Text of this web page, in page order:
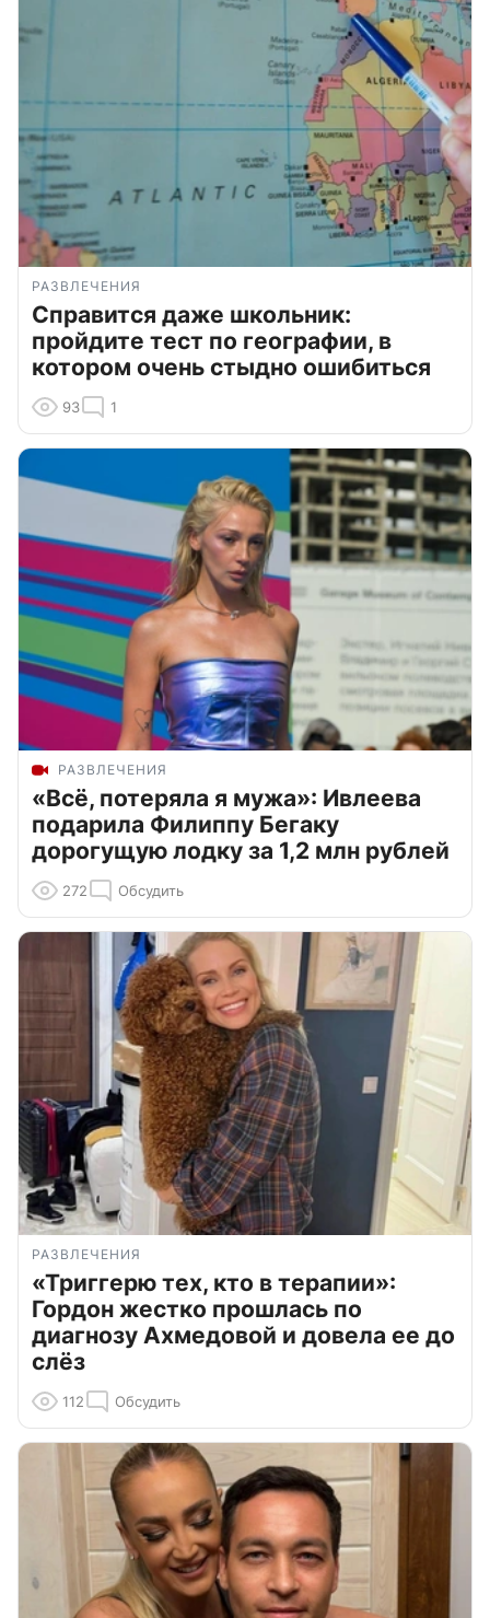
РАЗВЛЕЧЕНИЯ
Справится даже школьник:
пройдите тест по географии, в
котором очень стыдно ошибиться
93 1
РАЗВЛЕЧЕНИЯ
«Всё, потеряла я мужа»: Ивлеева
подарила Филиппу Бегаку
дорогущую лодку за 1,2 млн рублей
272 Обсудить
РАЗВЛЕЧЕНИЯ
«Триггерю тех, кто в терапии»:
Гордон жестко прошлась по
диагнозу Ахмедовой и довела ее до
слёз
112 Обсудить